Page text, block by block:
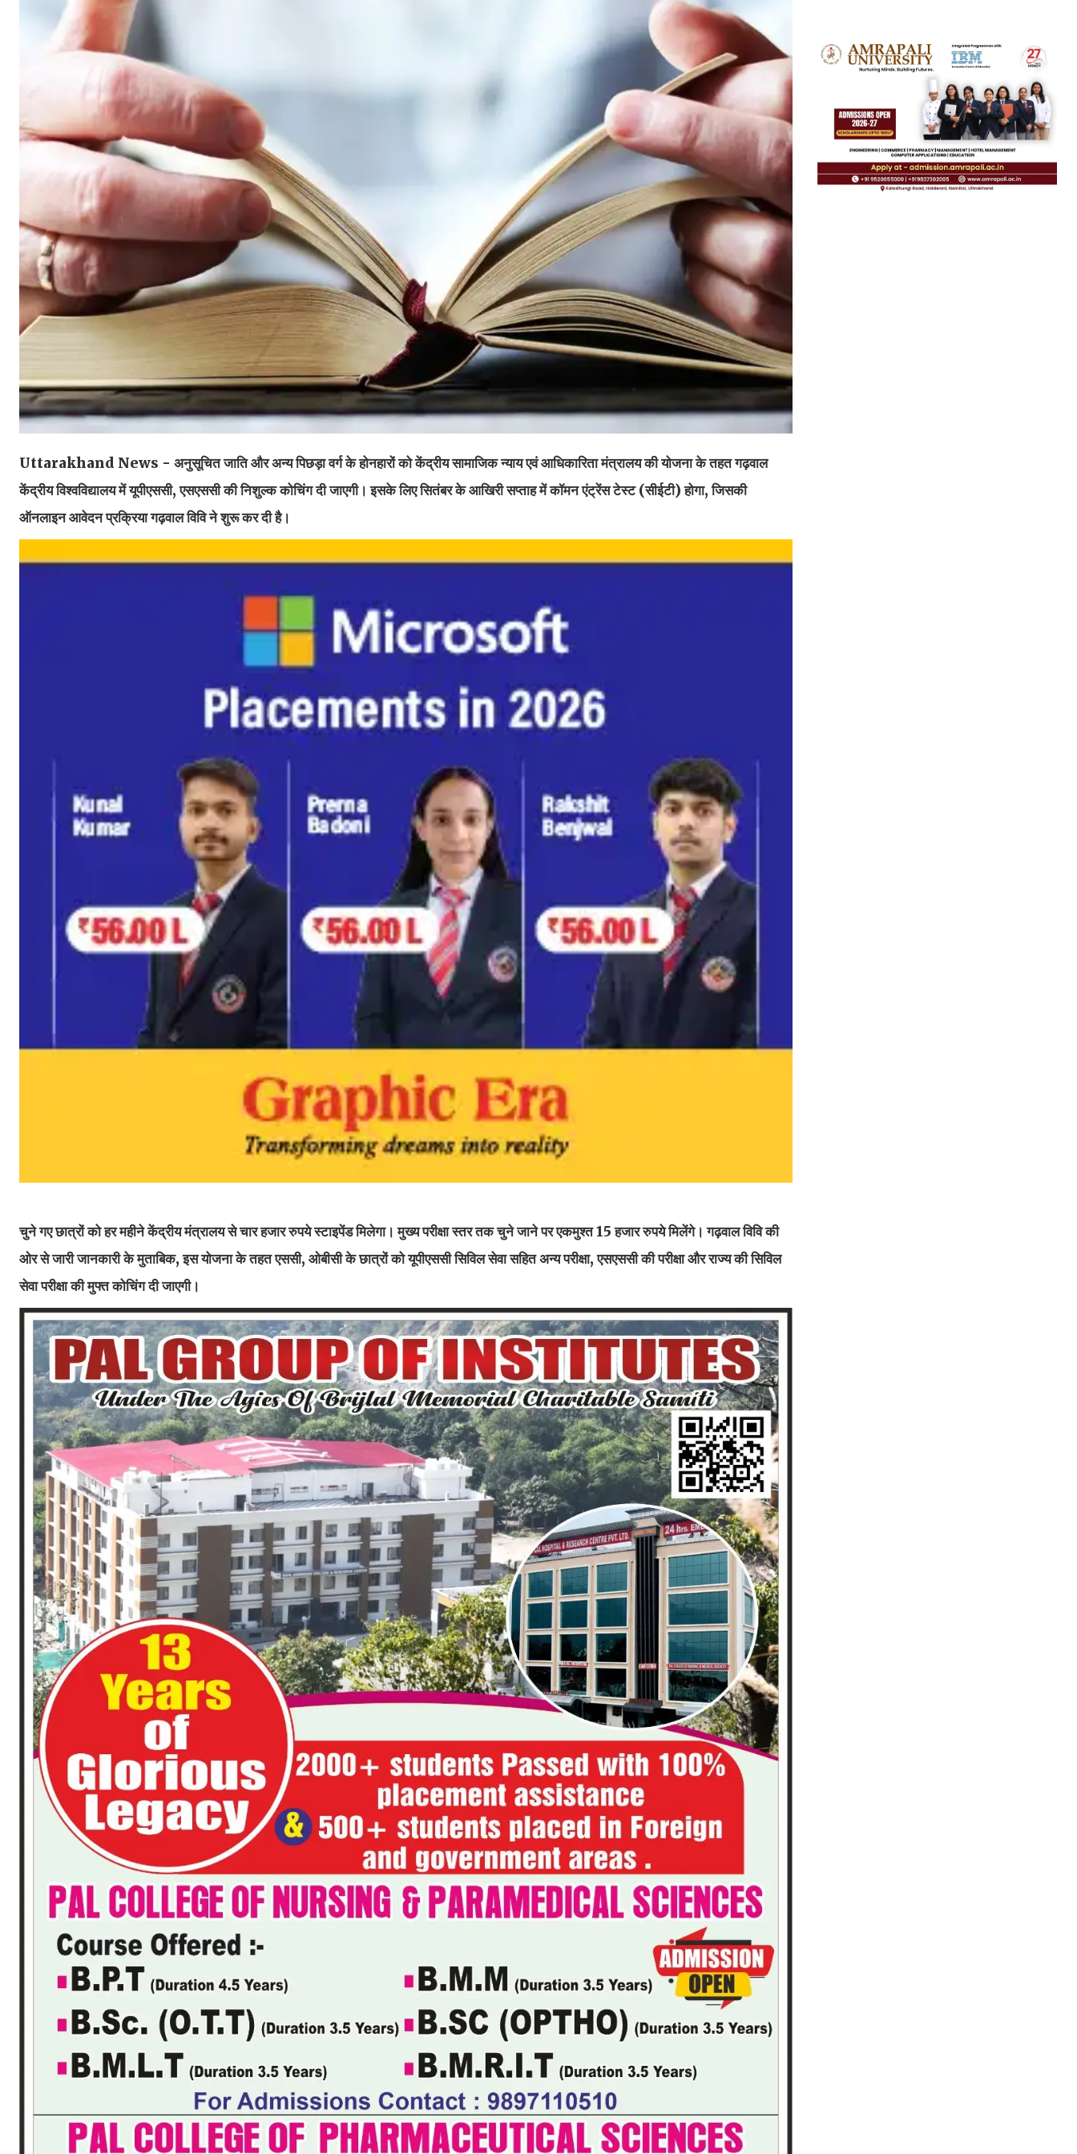
Uttarakhand News - अनुसूचित जाति और अन्य पिछड़ा वर्ग के होनहारों को केंद्रीय सामाजिक न्याय एवं आधिकारिता मंत्रालय की योजना के तहत गढ़वाल
केंद्रीय विश्वविद्यालय में यूपीएससी, एसएससी की निशुल्क कोचिंग दी जाएगी। इसके लिए सितंबर के आखिरी सप्ताह में कॉमन एंट्रेंस टेस्ट (सीईटी) होगा, जिसकी
ऑनलाइन आवेदन प्रक्रिया गढ़वाल विवि ने शुरू कर दी है।
चुने गए छात्रों को हर महीने केंद्रीय मंत्रालय से चार हजार रुपये स्टाइपेंड मिलेगा। मुख्य परीक्षा स्तर तक चुने जाने पर एकमुश्त 15 हजार रुपये मिलेंगे। गढ़वाल विवि की
ओर से जारी जानकारी के मुताबिक, इस योजना के तहत एससी, ओबीसी के छात्रों को यूपीएससी सिविल सेवा सहित अन्य परीक्षा, एसएससी की परीक्षा और राज्य की सिविल
सेवा परीक्षा की मुफ्त कोचिंग दी जाएगी।